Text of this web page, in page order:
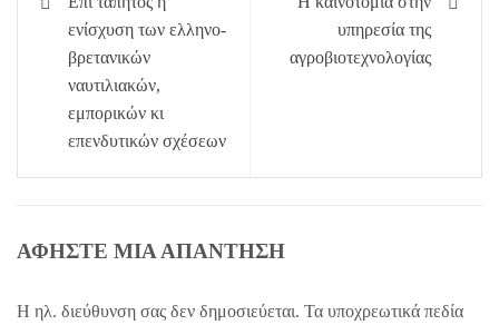
άρθρων
ενίσχυση των ελληνο-
βρετανικών
ναυτιλιακών,
εμπορικών κι
επενδυτικών σχέσεων
υπηρεσία της
αγροβιοτεχνολογίας
ΑΦΉΣΤΕ ΜΙΑ ΑΠΆΝΤΗΣΗ
Η ηλ. διεύθυνση σας δεν δημοσιεύεται. Τα υποχρεωτικά πεδία